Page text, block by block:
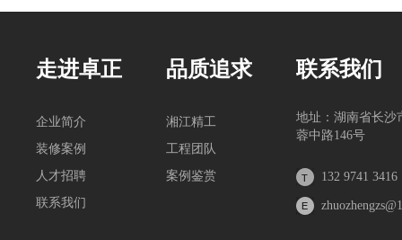
走进卓正
企业简介
装修案例
人才招聘
联系我们
品质追求
湘江精工
工程团队
案例鉴赏
联系我们
地址：湖南省长沙
蓉中路146号
132 9741 3416